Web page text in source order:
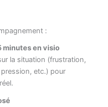
:
minutes en visio
la situation (frustration,
etc.) pour